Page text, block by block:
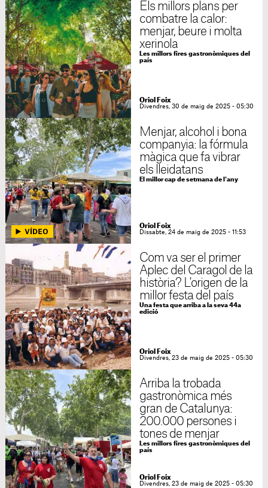
Els millors plans per
combatre la calor:
menjar, beure i molta
xerinola
Les millors fires gastronòmiques del
país
Oriol Foix
Divendres, 30 de maig de 2025 - 05:30
Menjar, alcohol i bona
companyia: la fórmula
màgica que fa vibrar
els lleidatans
El millor cap de setmana de l'any
Oriol Foix
Dissabte, 24 de maig de 2025 - 11:53
Com va ser el primer
Aplec del Caragol de la
història? L'origen de la
millor festa del país
Una festa que arriba a la seva 44a
edició
Oriol Foix
Divendres, 23 de maig de 2025 - 05:30
Arriba la trobada
gastronòmica més
gran de Catalunya:
200.000 persones i
tones de menjar
Les millors fires gastronòmiques del
país
Oriol Foix
Divendres, 23 de maig de 2025 - 05:30